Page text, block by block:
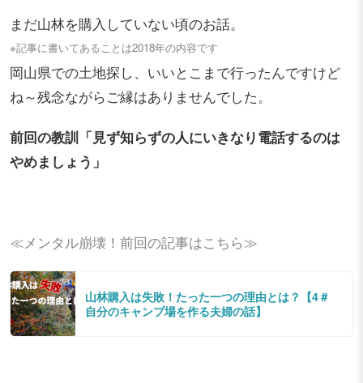
まだ山林を購入していない頃のお話。
※記事に書いてあることは2018年の内容です
岡山県での土地探し、いいとこまで行ったんですけど
ね～残念ながらご縁はありませんでした。
前回の教訓「見ず知らずの人にいきなり電話するのは
やめましょう」
≪メンタル崩壊！前回の記事はこちら≫
山林購入は失敗！たった一つの理由とは？【4＃
自分のキャンプ場を作る夫婦の話】